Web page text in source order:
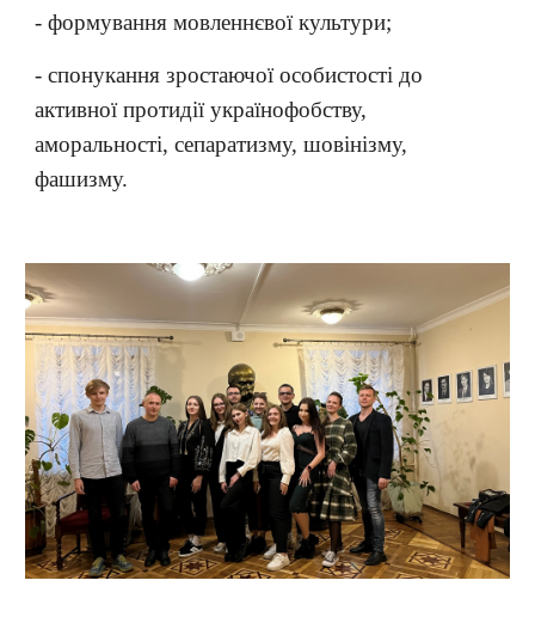
- формування мовленнєвої культури;
- спонукання зростаючої особистості до
активної протидії українофобству,
аморальності, сепаратизму, шовінізму,
фашизму.